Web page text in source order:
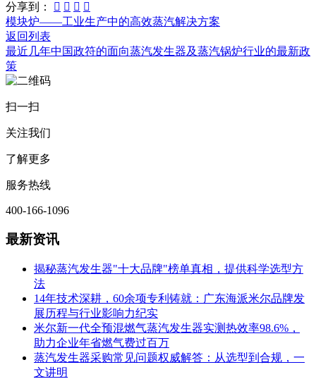
分享到：    
模块炉——工业生产中的高效蒸汽解决方案
返回列表
最近几年中国政符的面向蒸汽发生器及蒸汽锅炉行业的最新政
策
扫一扫
关注我们
了解更多
服务热线
400-166-1096
最新资讯
揭秘蒸汽发生器"十大品牌"榜单真相，提供科学选型方
法
14年技术深耕，60余项专利铸就：广东海派米尔品牌发
展历程与行业影响力纪实
米尔新一代全预混燃气蒸汽发生器实测热效率98.6%，
助力企业年省燃气费过百万
蒸汽发生器采购常见问题权威解答：从选型到合规，一
文讲明